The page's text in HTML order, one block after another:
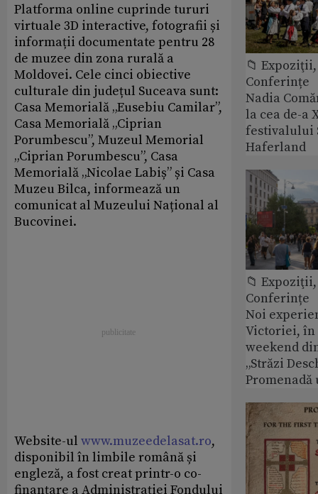
Platforma online cuprinde tururi
virtuale 3D interactive, fotografii și
informații documentate pentru 28
de muzee din zona rurală a
Moldovei. Cele cinci obiective
culturale din județul Suceava sunt:
Casa Memorială „Eusebiu Camilar”,
Casa Memorială „Ciprian
Porumbescu”, Muzeul Memorial
„Ciprian Porumbescu”, Casa
Memorială „Nicolae Labiș” și Casa
Muzeu Bilca, informează un
comunicat al Muzeului Național al
Bucovinei.
Website-ul www.muzeedelasat.ro,
disponibil în limbile română și
engleză, a fost creat printr-o co-
finanțare a Administrației Fondului
📁
Conferințe
Nadia
la cea de-a
festivalului
Haferland
📁
Conferințe
Noi
Victoriei,
weekend
„Străzi
Promenadă